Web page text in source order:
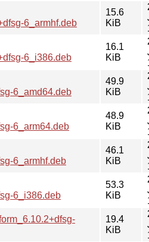
6_armhf.deb
15.6
KiB
6_i386.deb
16.1
KiB
6_amd64.deb
49.9
KiB
6_arm64.deb
48.9
KiB
6_armhf.deb
46.1
KiB
6_i386.deb
53.3
KiB
19.4
KiB